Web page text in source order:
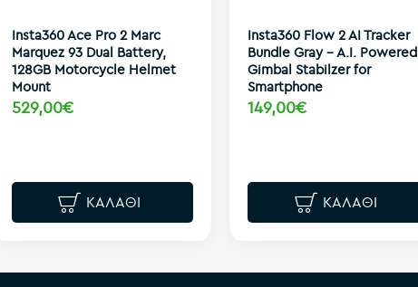
Insta360 Ace Pro 2 Marc
Marquez 93 Dual Battery,
128GB Motorcycle Helmet
Mount
529,00€
ΚΑΛΆΘΙ
Insta360 Flow 2 AI Tracker
Bundle Gray - A.I. Powered
Gimbal Stabilzer for
Smartphone
149,00€
ΚΑΛΆΘΙ